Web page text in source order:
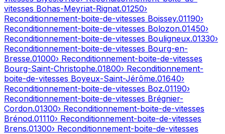
vitesses Bohas-Meyriat-Rignat.01250›
Reconditionnement-boite-de-vitesses Boissey.01190›
Reconditionnement-boite-de-vitesses Bolozon.01450›
Reconditionnement-boite-de-vitesses Bouligneux.01330›
Reconditionnement-boite-de-vitesses Bourg-en-
Bresse.01000› Reconditionnement-boite-de-vitesses
Bourg-Saint-Christophe.01800› Reconditionnement-
boite-de-vitesses Boyeux-Saint-Jérôme.01640›
Reconditionnement-boite-de-vitesses Boz.01190›
Reconditionnement-boite-de-vitesses Brégnier-
Cordon.01300› Reconditionnement-boite-de-vitesses
Brénod.01110› Reconditionnement-boite-de-vitesses
Brens.01300› Reconditionnement-boite-de-vitesses